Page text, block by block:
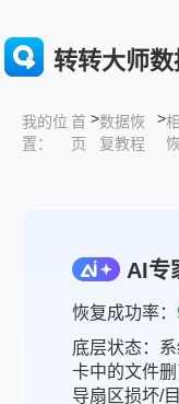
转转大师
我的位
置：
首
页
>数据恢
复教程
>
AI专
恢复成功率：
底层状态：
卡中的文件
导扇区损坏/